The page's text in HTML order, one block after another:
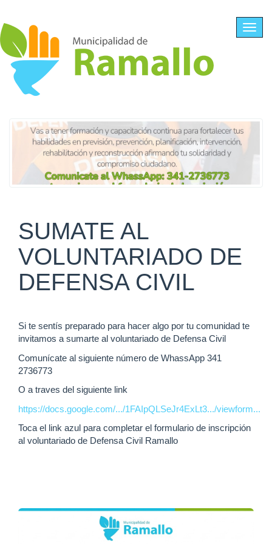
SUMATE AL
VOLUNTARIADO DE
DEFENSA CIVIL
Si te sentís preparado para hacer algo por tu comunidad te
invitamos a sumarte al voluntariado de Defensa Civil
Comunícate al siguiente número de WhassApp 341
2736773
O a traves del siguiente link
https://docs.google.com/.../1FAIpQLSeJr4ExLt3.../viewform...
Toca el link azul para completar el formulario de inscripción
al voluntariado de Defensa Civil Ramallo